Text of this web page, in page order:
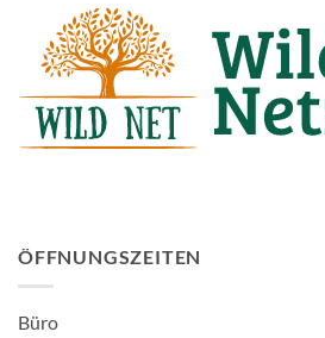
ÖFFNUNGSZEITEN
Büro